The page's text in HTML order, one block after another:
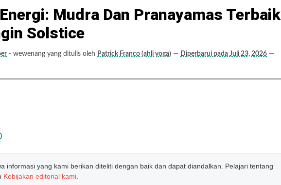
Mudra Dan Pranayamas Terbaik
Solstice
- wewenang yang ditulis oleh Patrick Franco (ahli yoga) — Diperbarui pada Juli 23, 2026 —
informasi yang kami berikan diteliti dengan baik dan dapat diandalkan. Pelajari tentang
Kebijakan editorial kami